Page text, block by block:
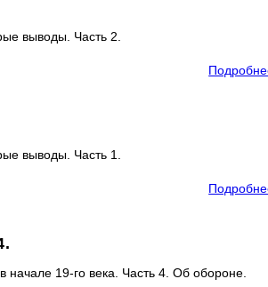
выводы. Часть 2.
выводы. Часть 1.
начале 19-го века. Часть 4. Об обороне.